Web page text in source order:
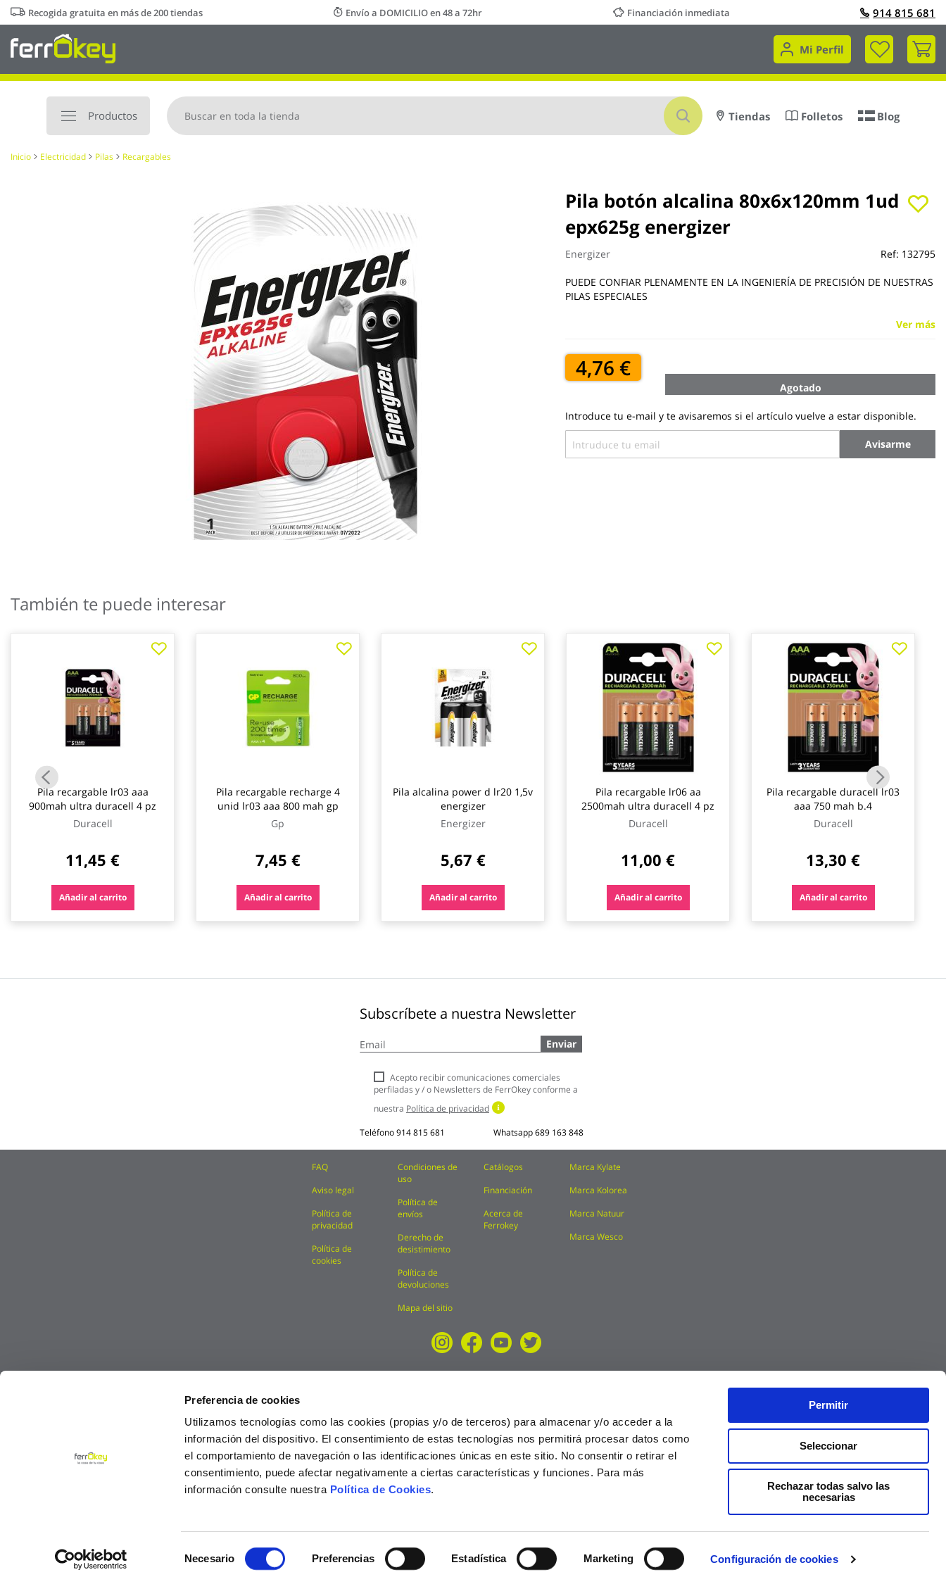
Preferencia de cookies
Utilizamos tecnologías como las cookies (propias y/o de terceros) para almacenar y/o acceder a la
información del dispositivo. El consentimiento de estas tecnologías nos permitirá procesar datos como
el comportamiento de navegación o las identificaciones únicas en este sitio. No consentir o retirar el
consentimiento, puede afectar negativamente a ciertas características y funciones. Para más
información consulte nuestra Política de Cookies.
Necesario Preferencias Estadística Marketing Configuración de cookies
Permitir
Seleccionar
Rechazar todas salvo las
necesarias
Ir
al
contenido
Recogida gratuita en más de 200 tiendas Envío a DOMICILIO en 48 a 72hr Financiación inmediata 914 815 681
Mi Perfil
Mi
Productos
Buscar
Tiendas Folletos Blog
Inicio Electricidad Pilas Recargables
Pila botón alcalina 80x6x120mm 1ud
epx625g energizer
Energizer Ref: 132795
PUEDE CONFIAR PLENAMENTE EN LA INGENIERÍA DE PRECISIÓN DE NUESTRAS
PILAS ESPECIALES
Ver más
4,76 €
Agotado
Introduce tu e-mail y te avisaremos si el artículo vuelve a estar disponible.
Avisarme
comienzo
de
También te puede interesar
Pila recargable lr03 aaa
900mah ultra duracell 4 pz
Duracell
11,45 €
Añadir al carrito
Pila recargable recharge 4
unid lr03 aaa 800 mah gp
Gp
7,45 €
Añadir al carrito
Pila alcalina power d lr20 1,5v
energizer
Energizer
5,67 €
Añadir al carrito
Pila recargable lr06 aa
2500mah ultra duracell 4 pz
Duracell
11,00 €
Añadir al carrito
Pila recargable duracell lr03
aaa 750 mah b.4
Duracell
13,30 €
Añadir al carrito
Subscríbete a nuestra Newsletter
a
boletín
noticias:
Enviar
Acepto recibir comunicaciones comerciales
perfiladas y / o Newsletters de FerrOkey conforme a
nuestra Política de privacidad
Teléfono914 815 681 Whatsapp689 163 848
FAQ
Aviso legal
Política de
privacidad
Política de
cookies
Condiciones de
uso
Política de
envíos
Derecho de
desistimiento
Política de
devoluciones
Mapa del sitio
Catálogos
Financiación
Acerca de
Ferrokey
Marca Kylate
Marca Kolorea
Marca Natuur
Marca Wesco
© Ferrokey todos los derechos reservados 2025 Precios válidos solo en la web, no en tienda